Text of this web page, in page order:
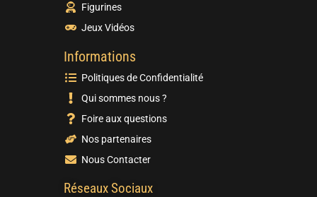
Figurines
Jeux Vidéos
Informations
Politiques de Confidentialité
Qui sommes nous ?
Foire aux questions
Nos partenaires
Nous Contacter
Réseaux Sociaux